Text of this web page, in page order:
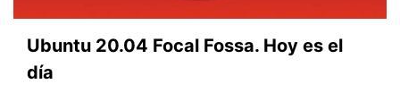
Ubuntu 20.04 Focal Fossa. Hoy es el
día